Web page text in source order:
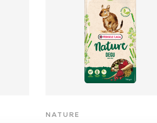
NATURE